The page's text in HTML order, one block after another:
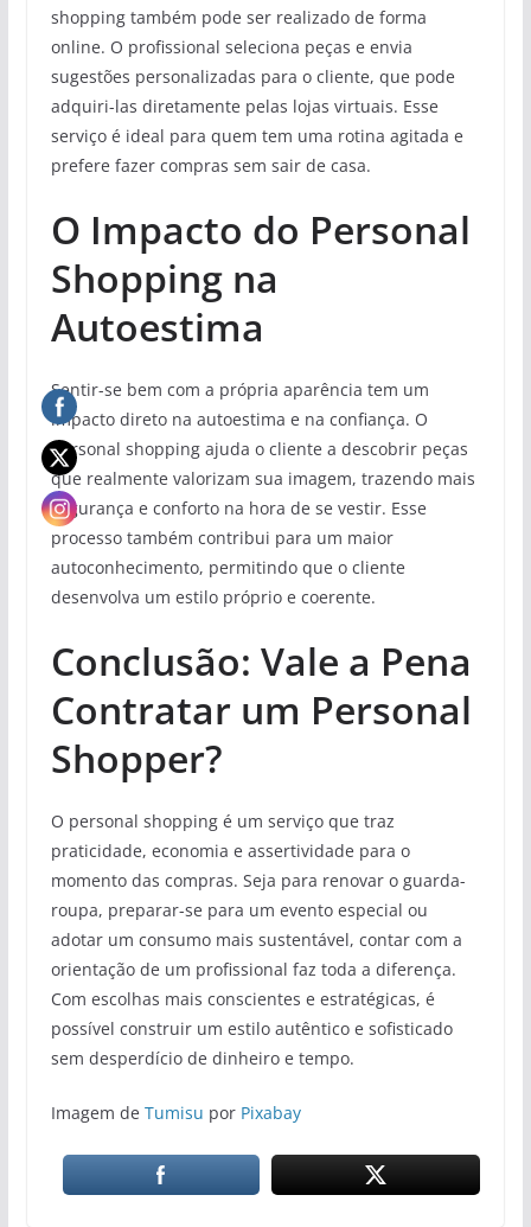
shopping também pode ser realizado de forma
online. O profissional seleciona peças e envia
sugestões personalizadas para o cliente, que pode
adquiri-las diretamente pelas lojas virtuais. Esse
serviço é ideal para quem tem uma rotina agitada e
prefere fazer compras sem sair de casa.
O Impacto do Personal
Shopping na
Autoestima
Sentir-se bem com a própria aparência tem um
impacto direto na autoestima e na confiança. O
personal shopping ajuda o cliente a descobrir peças
que realmente valorizam sua imagem, trazendo mais
segurança e conforto na hora de se vestir. Esse
processo também contribui para um maior
autoconhecimento, permitindo que o cliente
desenvolva um estilo próprio e coerente.
Conclusão: Vale a Pena
Contratar um Personal
Shopper?
O personal shopping é um serviço que traz
praticidade, economia e assertividade para o
momento das compras. Seja para renovar o guarda-
roupa, preparar-se para um evento especial ou
adotar um consumo mais sustentável, contar com a
orientação de um profissional faz toda a diferença.
Com escolhas mais conscientes e estratégicas, é
possível construir um estilo autêntico e sofisticado
sem desperdício de dinheiro e tempo.
Imagem de Tumisu por Pixabay